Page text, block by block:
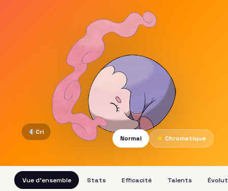
Cri
Normal
★ Chromatique
Vue d'ensemble Stats Efficacité Talents